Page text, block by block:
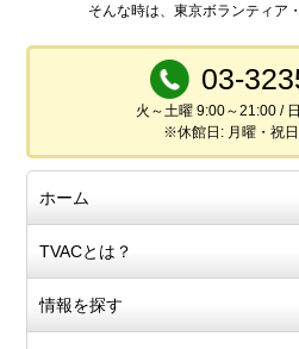
そんな時は、東京ボランティア
03-
火～土曜 9:00～21:00 /
※休館日: 月曜・祝
ホーム
TVACとは？
情報を探す